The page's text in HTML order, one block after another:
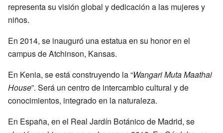
representa su visión global y dedicación a las mujeres y
niños.
En 2014, se inauguró una estatua en su honor en el
campus de Atchinson, Kansas.
En Kenia, se está construyendo la “Wangari Muta Maathai
House”. Será un centro de intercambio cultural y de
conocimientos, integrado en la naturaleza.
En España, en el Real Jardín Botánico de Madrid, se